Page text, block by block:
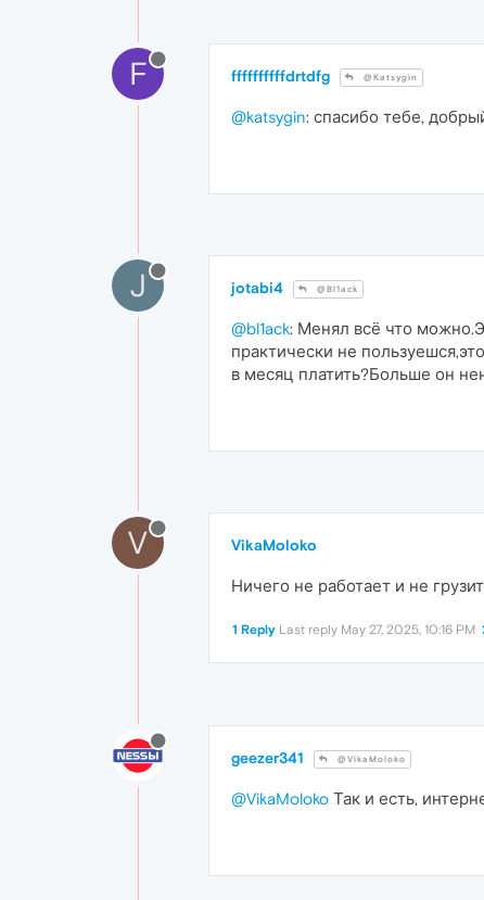
F ffffffffffdrtdfg @Katsygin
@katsygin: спасибо тебе,
J jotabi4 @Bl1ack
@bl1ack: Менял всё что
практически не
в месяц платить?Больше он
V VikaMoloko
Ничего не работает и не
1 Reply Last reply May 27, 2025, 10:16 PM
geezer341 @VikaMoloko
@VikaMoloko Так и есть,